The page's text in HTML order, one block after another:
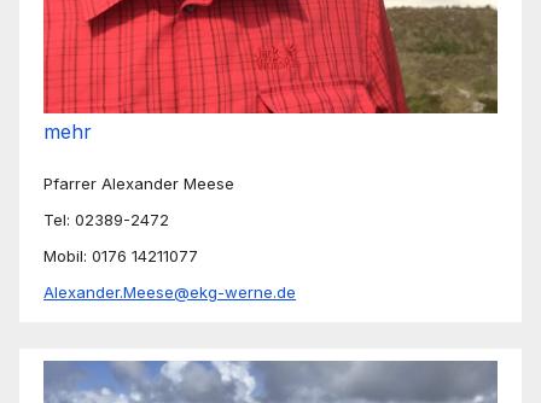
mehr
Pfarrer Alexander Meese
Tel: 02389-2472
Mobil: 0176 14211077
Alexander.Meese@ekg-werne.de